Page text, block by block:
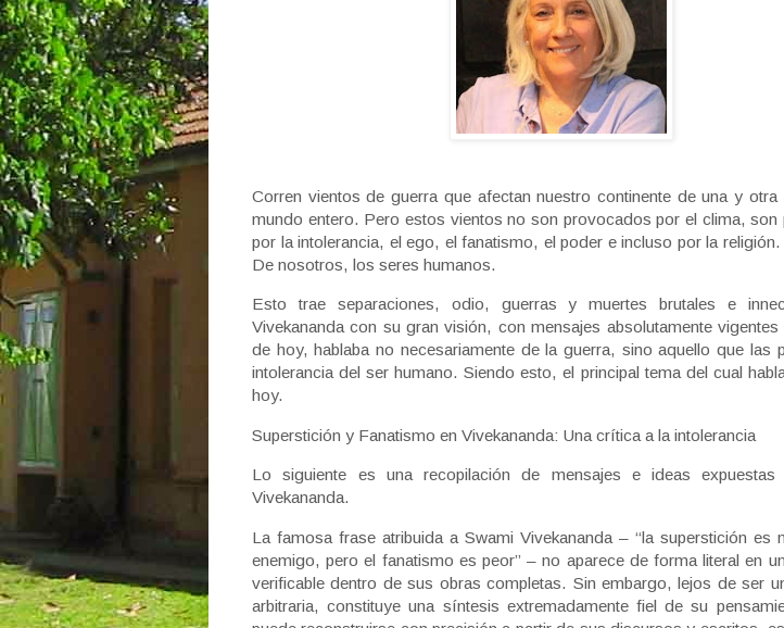
Corren vientos de guerra que afectan nuestro continente de una y otra
mundo entero. Pero estos vientos no son provocados por el clima, son
por la intolerancia, el ego, el fanatismo, el poder e incluso por la
De nosotros, los seres humanos.
Esto trae separaciones, odio, guerras y muertes brutales e
Vivekananda con su gran visión, con mensajes absolutamente
de hoy, hablaba no necesariamente de la guerra, sino aquello que las
intolerancia del ser humano. Siendo esto, el principal tema del cual
hoy.
Superstición y Fanatismo en Vivekananda: Una crítica a la intolerancia
Lo siguiente es una recopilación de mensajes e ideas expuestas
Vivekananda.
La famosa frase atribuida a Swami Vivekananda – “la superstición es
enemigo, pero el fanatismo es peor” – no aparece de forma literal en
verificable dentro de sus obras completas. Sin embargo, lejos de ser
arbitraria, constituye una síntesis extremadamente fiel de su